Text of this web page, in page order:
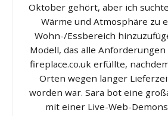
Oktober gehört, aber ich
Wärme und Atmosphäre zu
Wohn-/Essbereich
Modell, das alle
fireplace.co.uk erfüllte,
Orten wegen langer
worden war. Sara bot eine
mit einer Live-Web-